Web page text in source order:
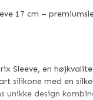
17 cm –
Sleeve, en
silikone med en
unikke design